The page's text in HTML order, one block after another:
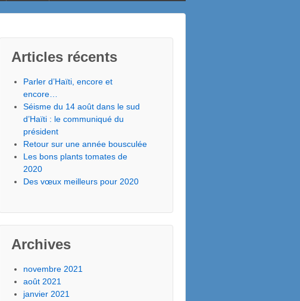
Articles récents
Parler d’Haïti, encore et
encore…
Séisme du 14 août dans le sud
d’Haïti : le communiqué du
président
Retour sur une année bousculée
Les bons plants tomates de
2020
Des vœux meilleurs pour 2020
Archives
novembre 2021
août 2021
janvier 2021